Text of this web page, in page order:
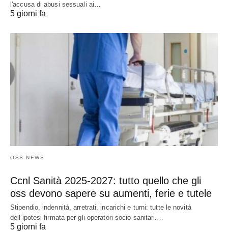
l'accusa di abusi sessuali ai…
5 giorni fa
OSS NEWS
Ccnl Sanità 2025-2027: tutto quello che gli
oss devono sapere su aumenti, ferie e tutele
Stipendio, indennità, arretrati, incarichi e turni: tutte le novità
dell’ipotesi firmata per gli operatori socio-sanitari.…
5 giorni fa